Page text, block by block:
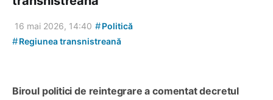
16 mai 2026, 14:40 #Politică
#Regiunea transnistreană
Biroul politici de reintegrare a comentat decretul